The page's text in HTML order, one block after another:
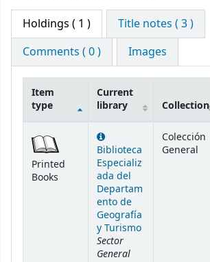
Holdings ( 1 )
Title notes ( 3 )
Comments ( 0 )
Images
Item
type
Current
library
Collection
Printed
Books
Biblioteca
Especializ
ada del
Departam
ento de
Geografía
y Turismo
Sector
General
Colección
General